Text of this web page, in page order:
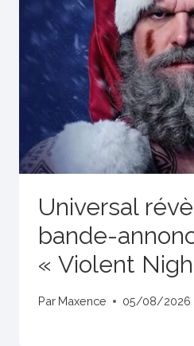
Universal
bande-
« Violent
Par Maxence 05/08/2026